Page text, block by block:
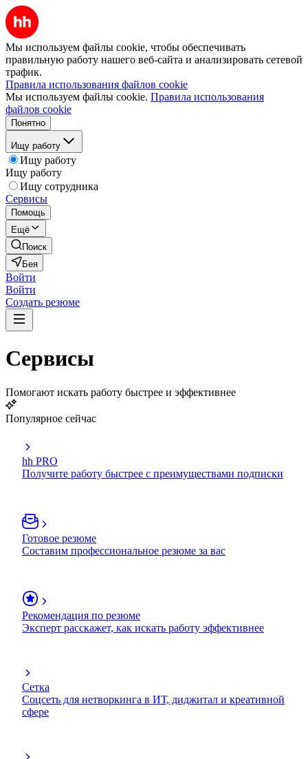
Мы используем файлы cookie, чтобы обеспечивать
правильную работу нашего веб-сайта и анализировать сетевой
трафик.
Правила использования файлов cookie
Мы используем файлы cookie. Правила использования
файлов cookie
Понятно
Ищу работу
Ищу работу
Ищу работу
Ищу сотрудника
Сервисы
Помощь
Ещё
Поиск
Бея
Войти
Войти
Создать резюме
Сервисы
Помогают искать работу быстрее и эффективнее
Популярное сейчас
hh PRO
Получите работу быстрее с преимуществами подписки
Готовое резюме
Составим профессиональное резюме за вас
Рекомендация по резюме
Эксперт расскажет, как искать работу эффективнее
Сетка
Соцсеть для нетворкинга в ИТ, диджитал и креативной
сфере